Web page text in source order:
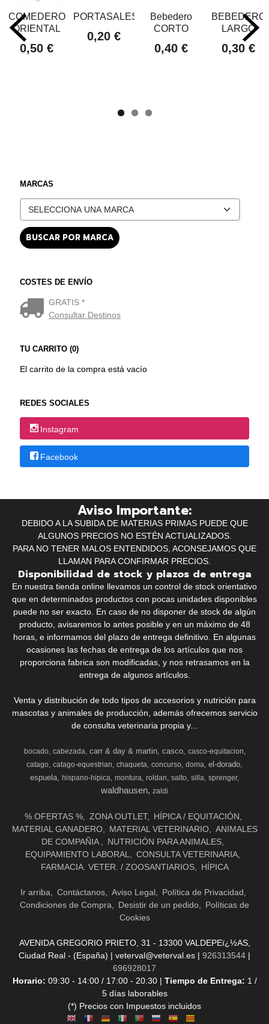
MARCAS
COSTES DE ENVÍO
GRATIS *
Consultar Destinos
TU CARRITO (0)
El carrito de la compra está vacío
REDES SOCIALES
Instagram
Facebook
COMEDERO
ORIENTAL
0,50 €
PORTASALES
0,20 €
Bebedero
CORTO
0,40 €
BEBEDERO
LARGO
0,30 €
Aviso Importante:
DEBIDO A LA SUBIDA DE MATERIAS PRIMAS PUEDE QUE
ALGUNOS PRECIOS NO ESTÉN ACTUALIZADOS.
PARA NO TENER MALOS ENTENDIDOS, ACONSEJAMOS QUE
LLAMAN PARA CONFIRMAR PRECIOS.
Disponibilidad de stock y plazos de entrega
En nuestra tienda online llevamos un control de stock orientativo
que en determinados productos con pocas unidades disponibles
puede no ser exacto. En caso de no disponer de stock de algún
producto, avisaremos lo antes posible y en un máximo de 48
horas, e informamos del plazo de entrega definitivo. En algunas
ocasiones las fechas de entrega de los artículos que nos
proporciona fabrica son modificadas, y nos retrasamos en la
entrega de algunos artículos.
Venta y distribución de todo tipos de accesorios y nutrición para
mascotas y animales de producción, además ofrecemos servicio
de consulta veterinaria propia y...
bocado cabezada carr & day & martin casco
casco-equitacion
catago catago-equestrian chaqueta concurso doma el-dorado
espuela hispano-hipica montura roldan salto silla sprenger
waldhausen zaldi
% OFERTAS % ZONA OUTLET
HÍPICA / EQUITACIÓN
MATERIAL GANADERO
MATERIAL VETERINARIO
ANIMALES
DE COMPAÑIA
NUTRICIÓN PARA ANIMALES
EQUIPAMIENTO LABORAL
CONSULTA VETERINARIA
FARMACIA. VETER. / ZOOSANTIARIOS
HÍPICA
Ir arriba Contáctanos Aviso Legal
Política de Privacidad
Condiciones de Compra
Desistir de un pedido
Políticas de
Cookies
AVENIDA GREGORIO PRIETO, 31 - 13300 VALDEPEï¿½AS,
Ciudad Real - (España) | veterval@veterval.es | 926313544 |
696928017
Horario: 09:30 - 14:00 / 17:00 - 20:30 | Tiempo de Entrega: 1 /
5 días laborables
(*) Precios con Impuestos incluidos